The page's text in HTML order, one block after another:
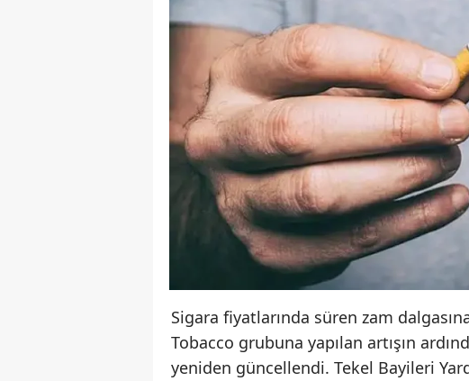
Sigara fiyatlarında süren zam
Tobacco grubuna yapılan artışın
yeniden güncellendi. Tekel Bayileri